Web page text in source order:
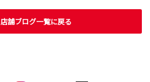
店舗ブログ一覧に戻る